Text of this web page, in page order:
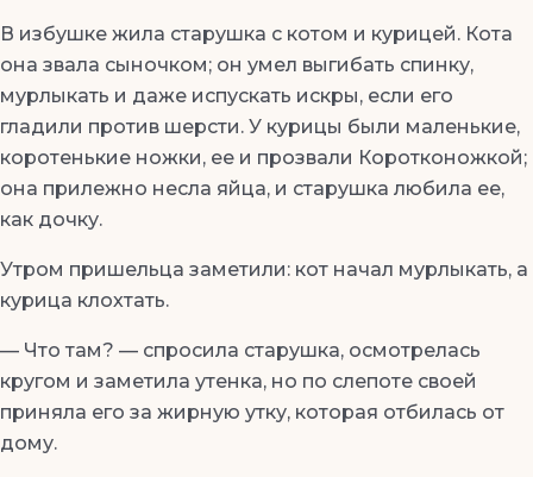
В избушке жила старушка с котом и курицей. Кота
она звала сыночком; он умел выгибать спинку,
мурлыкать и даже испускать искры, если его
гладили против шерсти. У курицы были маленькие,
коротенькие ножки, ее и прозвали Коротконожкой;
она прилежно несла яйца, и старушка любила ее,
как дочку.
Утром пришельца заметили: кот начал мурлыкать, а
курица клохтать.
— Что там? — спросила старушка, осмотрелась
кругом и заметила утенка, но по слепоте своей
приняла его за жирную утку, которая отбилась от
дому.